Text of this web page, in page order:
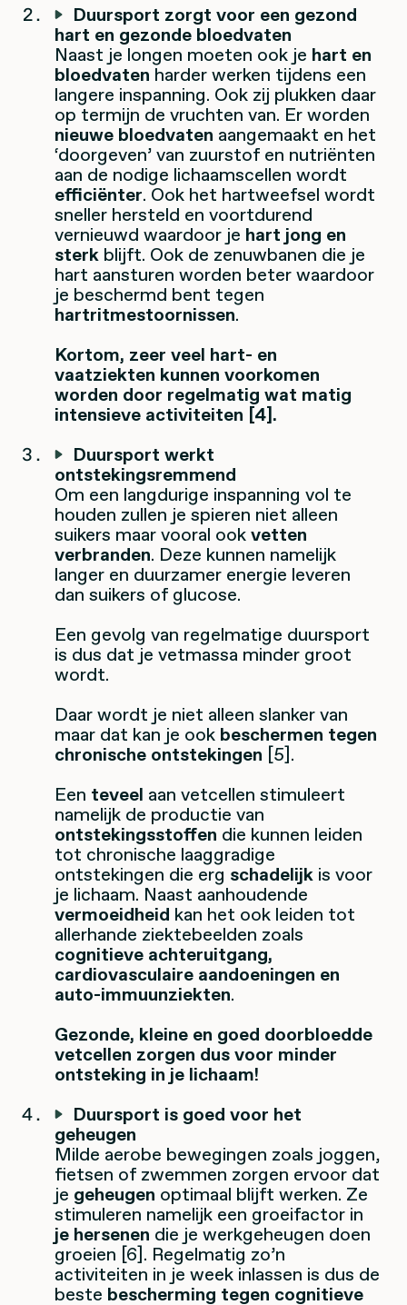
Duursport zorgt voor een gezond
hart en gezonde bloedvaten
Naast je longen moeten ook je hart en
bloedvaten harder werken tijdens een
langere inspanning. Ook zij plukken daar
op termijn de vruchten van. Er worden
nieuwe bloedvaten aangemaakt en het
‘doorgeven’ van zuurstof en nutriënten
aan de nodige lichaamscellen wordt
efficiënter. Ook het hartweefsel wordt
sneller hersteld en voortdurend
vernieuwd waardoor je hart jong en
sterk blijft. Ook de zenuwbanen die je
hart aansturen worden beter waardoor
je beschermd bent tegen
hartritmestoornissen.
Kortom, zeer veel hart- en
vaatziekten kunnen voorkomen
worden door regelmatig wat matig
intensieve activiteiten [4].
Duursport werkt
ontstekingsremmend
Om een langdurige inspanning vol te
houden zullen je spieren niet alleen
suikers maar vooral ookvetten
verbranden. Deze kunnen namelijk
langer en duurzamer energie leveren
dan suikers of glucose.
Een gevolg van regelmatige duursport
is dus dat je vetmassa minder groot
wordt.
Daar wordt je niet alleen slanker van
maar dat kan je ook beschermen tegen
chronische ontstekingen [5].
Een teveel aan vetcellen stimuleert
namelijk de productie van
ontstekingsstoffen die kunnen leiden
tot chronische laaggradige
ontstekingen die erg schadelijk is voor
je lichaam. Naast aanhoudende
vermoeidheid kan het ook leiden tot
allerhande ziektebeelden zoals
cognitieve achteruitgang,
cardiovasculaire aandoeningen en
auto-immuunziekten.
Gezonde, kleine en goed doorbloedde
vetcellen zorgen dus voor minder
ontsteking in je lichaam!
Duursport is goed voor het
geheugen
Milde aerobe bewegingen zoals joggen,
fietsen of zwemmen zorgen ervoor dat
je geheugen optimaal blijft werken. Ze
stimuleren namelijk een groeifactor in
je hersenen die je werkgeheugen doen
groeien [6]. Regelmatig zo’n
activiteiten in je week inlassen is dus de
beste bescherming tegen cognitieve